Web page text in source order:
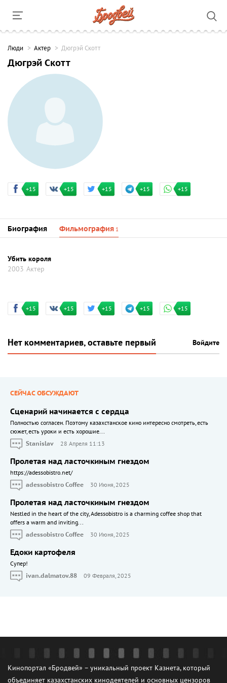
Люди Актер Дюгрэй Скотт
Дюгрэй Скотт
+15 +15 +15 +15 +15
Биография Фильмография 1
Убить короля
2003 Актер
+15 +15 +15 +15 +15
Нет комментариев, оставьте первый Войдите
СЕЙЧАС ОБСУЖДАЮТ
Сценарий начинается с сердца
Полностью согласен. Поэтому казахстанское кино интересно смотреть, есть
сюжет, есть уроки и есть хорошие...
Stanislav
28 Апреля 11:13
Пролетая над ласточкиным гнездом
https://adessobistro.net/
adessobistro Coffee
30 Июня, 2025
Пролетая над ласточкиным гнездом
Nestled in the heart of the city, Adessobistro is a charming coffee shop that
offers a warm and inviting...
adessobistro Coffee
30 Июня, 2025
Едоки картофеля
Cупер!
ivan.dalmatov.88
09 Февраля, 2025
Кинопортал «Бродвей» – уникальный проект Казнета, который
объединяет казахстанских кинодеятелей и основных цензоров